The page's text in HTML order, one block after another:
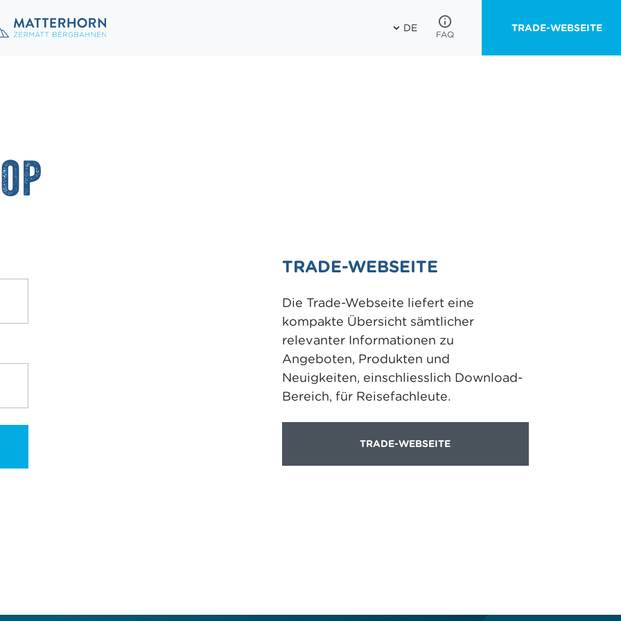
DE
FAQ
TRADE-WEBSEITE
TRADE-WEBSEITE
Die Trade-Webseite liefert eine
kompakte Übersicht sämtlicher
relevanter Informationen zu
Angeboten, Produkten und
Neuigkeiten, einschliesslich Download-
Bereich, für Reisefachleute.
TRADE-WEBSEITE